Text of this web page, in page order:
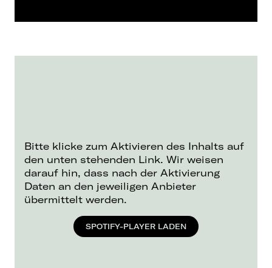
Bitte klicke zum Aktivieren des Inhalts auf
den unten stehenden Link. Wir weisen
darauf hin, dass nach der Aktivierung
Daten an den jeweiligen Anbieter
übermittelt werden.
SPOTIFY-PLAYER LADEN